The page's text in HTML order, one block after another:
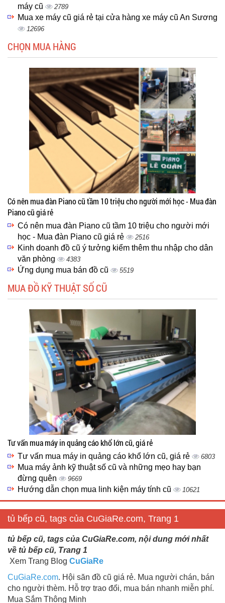
máy cũ
2789
Mua xe máy cũ giá rẻ tại cửa hàng xe máy cũ An Sương
12696
CHỌN MUA HÀNG
Có nên mua đàn Piano cũ tầm 10 triệu cho người mới học - Mua đàn
Piano cũ giá rẻ
Có nên mua đàn Piano cũ tầm 10 triệu cho người mới
học - Mua đàn Piano cũ giá rẻ
2516
Kinh doanh đồ cũ ý tưởng kiểm thêm thu nhập cho dân
văn phòng
4383
Ứng dụng mua bán đồ cũ 5519
MUA ĐỒ KỸ THUẬT SỐ CŨ
Tư vấn mua máy in quảng cáo khổ lớn cũ, giá rẻ
Tư vấn mua máy in quảng cáo khổ lớn cũ, giá rẻ 6803
Mua máy ảnh kỹ thuật số cũ và những mẹo hay bạn
đừng quên
9669
Hướng dẫn chọn mua linh kiện máy tính cũ 10621
tủ bếp cũ, tags của CuGiaRe.com, Trang 1
tủ bếp cũ, tags của CuGiaRe.com, nội dung mới nhất
về tủ bếp cũ, Trang 1
Xem Trang Blog CuGiaRe
CuGiaRe.com. Hội săn đồ cũ giá rẻ. Mua người chán, bán
cho người thèm. Hỗ trợ trao đổi, mua bán nhanh miễn phí.
Mua Sắm Thông Minh